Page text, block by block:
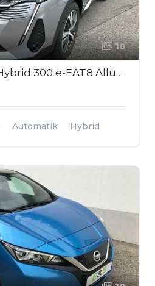
10
PEUGEOT 3008 Hybrid 300 e-EAT8 Allure Aut.
Automatik
Hybrid